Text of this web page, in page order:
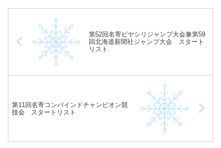
第52回名寄ピヤシリジャンプ大会兼第59
回北海道新聞社ジャンプ大会 スタート
リスト
第11回名寄コンバインドチャンピオン競
技会 スタートリスト